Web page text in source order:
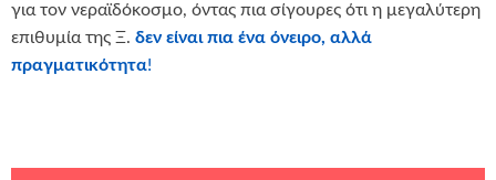
για τον νεραϊδόκοσμο, όντας πια σίγουρες ότι η μεγαλύτερη
επιθυμία της Ξ. δεν είναι πια ένα όνειρο, αλλά
πραγματικότητα!